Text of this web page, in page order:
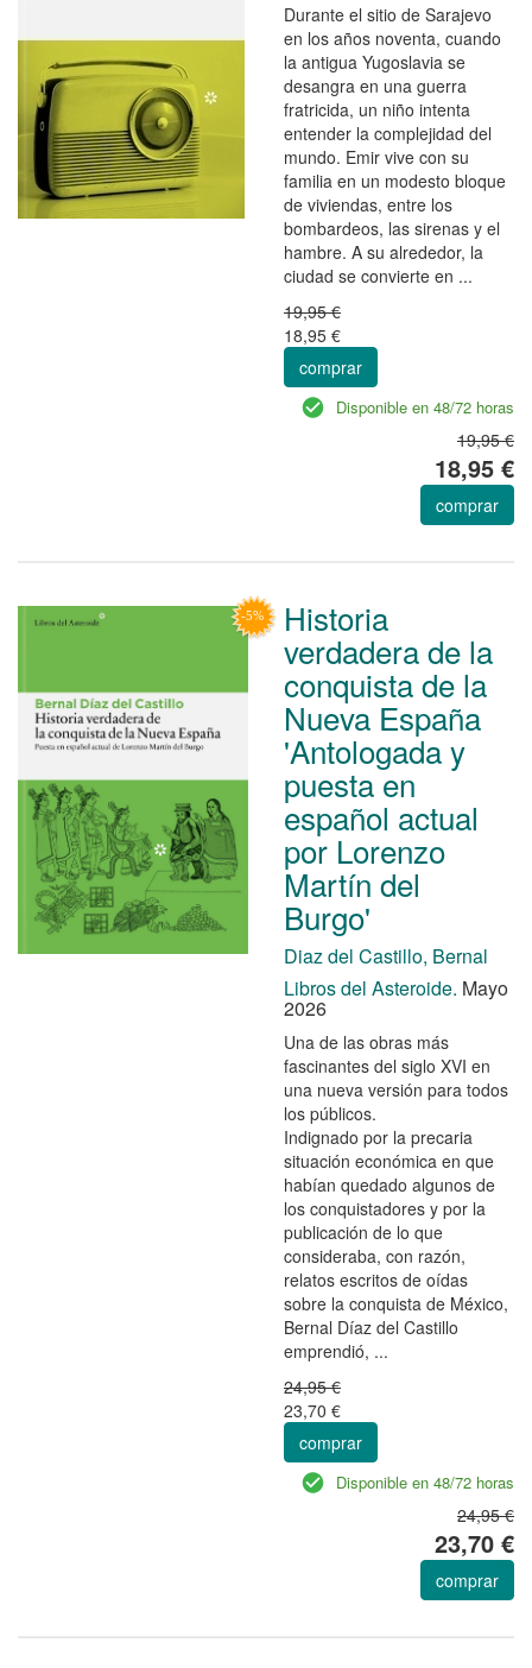
Durante el sitio de Sarajevo
en los años noventa, cuando
la antigua Yugoslavia se
desangra en una guerra
fratricida, un niño intenta
entender la complejidad del
mundo. Emir vive con su
familia en un modesto bloque
de viviendas, entre los
bombardeos, las sirenas y el
hambre. A su alrededor, la
ciudad se convierte en ...
19,95 €
18,95 €
comprar
Disponible en 48/72 horas
19,95 €
18,95 €
comprar
Historia
verdadera de la
conquista de la
Nueva España
'Antologada y
puesta en
español actual
por Lorenzo
Martín del
Burgo'
Diaz del Castillo, Bernal
Libros del Asteroide. Mayo
2026
Una de las obras más
fascinantes del siglo XVI en
una nueva versión para todos
los públicos.
Indignado por la precaria
situación económica en que
habían quedado algunos de
los conquistadores y por la
publicación de lo que
consideraba, con razón,
relatos escritos de oídas
sobre la conquista de México,
Bernal Díaz del Castillo
emprendió, ...
24,95 €
23,70 €
comprar
Disponible en 48/72 horas
24,95 €
23,70 €
comprar